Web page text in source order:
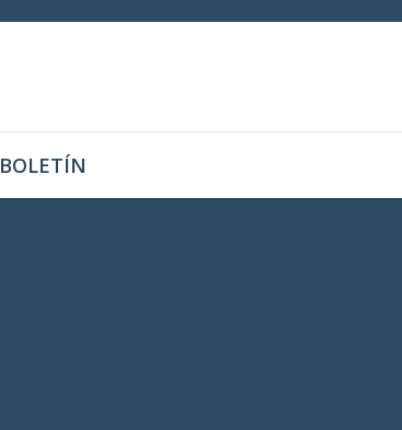
BOLETÍN